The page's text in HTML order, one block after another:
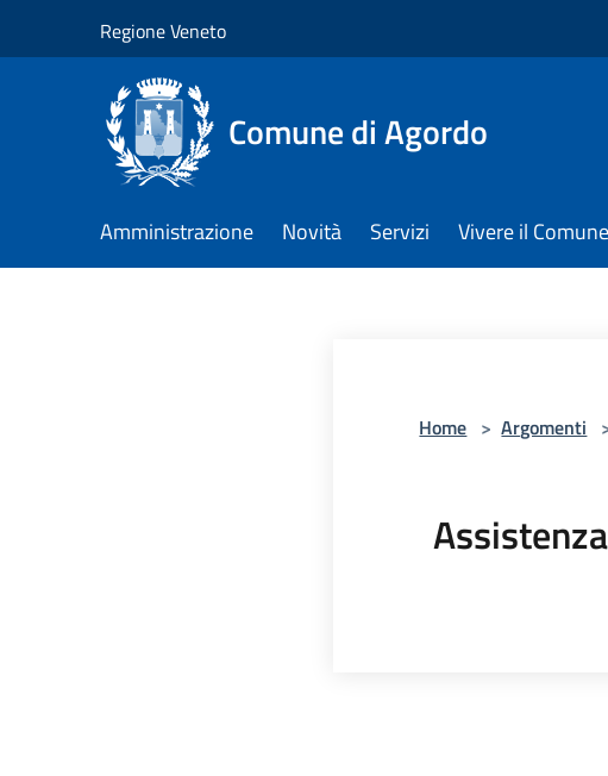
Regione Veneto
Comune di Agordo
Amministrazione Novità Servizi Vivere il Comune
Home > Argomenti